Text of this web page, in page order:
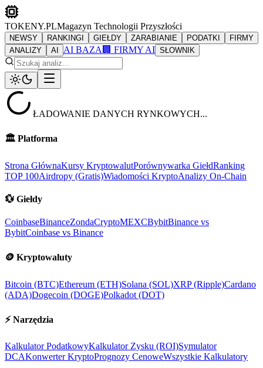
TOKENY.PLMagazyn Technologii Przyszłości
NEWSY RANKINGI GIEŁDY ZARABIANIE PODATKI
FIRMY
ANALIZY
AI AI BAZA 🏢 FIRMY AI SŁOWNIK
ŁADOWANIE DANYCH RYNKOWYCH...
🏛️ Platforma
Strona GłównaKursy KryptowalutPorównywarka GiełdRanking
TOP 100Airdropy (Gratis)Wiadomości KryptoAnalizy On-Chain
💱 Giełdy
CoinbaseBinanceZondaCryptoMEXCBybitBinance vs
BybitCoinbase vs Binance
🪙 Kryptowaluty
Bitcoin (BTC)Ethereum (ETH)Solana (SOL)XRP (Ripple)Cardano
(ADA)Dogecoin (DOGE)Polkadot (DOT)
⚡ Narzędzia
Kalkulator PodatkowyKalkulator Zysku (ROI)Symulator
DCAKonwerter KryptoPrognozy CenoweWszystkie Kalkulatory